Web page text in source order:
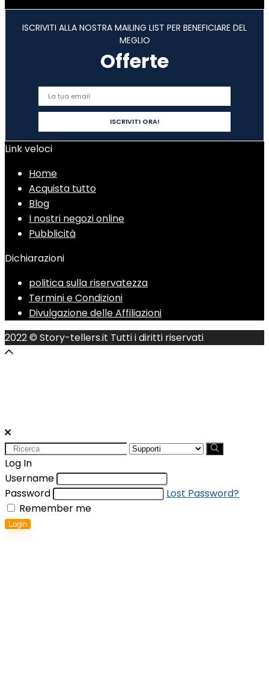
ISCRIVITI ALLA NOSTRA MAILING LIST PER BENEFICIARE DEL
MEGLIO
Offerte
Link veloci
Home
Acquista tutto
Blog
I nostri negozi online
Pubblicità
Dichiarazioni
politica sulla riservatezza
Termini e Condizioni
Divulgazione delle Affiliazioni
2022 © Story-tellers.it Tutti i diritti riservati
Search
for:
Log In
Username
Password
Lost Password?
Remember me
Login